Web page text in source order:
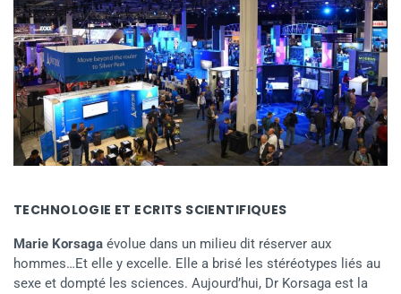
TECHNOLOGIE ET ECRITS SCIENTIFIQUES
Marie Korsaga évolue dans un milieu dit réserver aux
hommes…Et elle y excelle. Elle a brisé les stéréotypes liés au
sexe et dompté les sciences. Aujourd’hui, Dr Korsaga est la